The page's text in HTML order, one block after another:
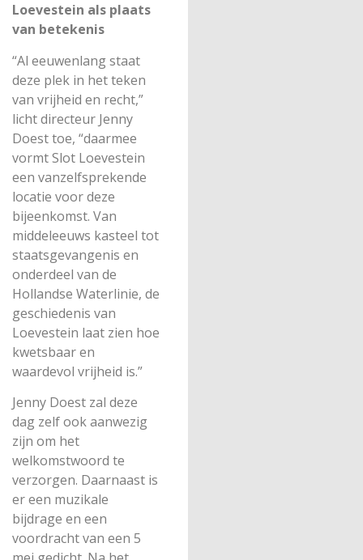
Loevestein als plaats
van betekenis
“Al eeuwenlang staat
deze plek in het teken
van vrijheid en recht,”
licht directeur Jenny
Doest toe, “daarmee
vormt Slot Loevestein
een vanzelfsprekende
locatie voor deze
bijeenkomst. Van
middeleeuws kasteel tot
staatsgevangenis en
onderdeel van de
Hollandse Waterlinie, de
geschiedenis van
Loevestein laat zien hoe
kwetsbaar en
waardevol vrijheid is.”
Jenny Doest zal deze
dag zelf ook aanwezig
zijn om het
welkomstwoord te
verzorgen. Daarnaast is
er een muzikale
bijdrage en een
voordracht van een 5